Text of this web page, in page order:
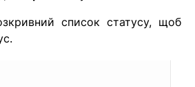
список статусу, щоб